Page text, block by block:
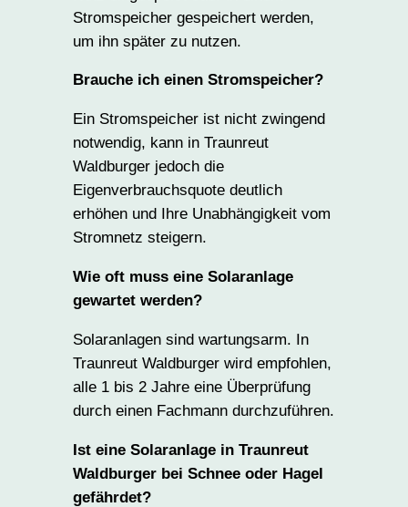
Stromspeicher gespeichert werden,
um ihn später zu nutzen.
Brauche ich einen Stromspeicher?
Ein Stromspeicher ist nicht zwingend
notwendig, kann in Traunreut
Waldburger jedoch die
Eigenverbrauchsquote deutlich
erhöhen und Ihre Unabhängigkeit vom
Stromnetz steigern.
Wie oft muss eine Solaranlage
gewartet werden?
Solaranlagen sind wartungsarm. In
Traunreut Waldburger wird empfohlen,
alle 1 bis 2 Jahre eine Überprüfung
durch einen Fachmann durchzuführen.
Ist eine Solaranlage in Traunreut
Waldburger bei Schnee oder Hagel
gefährdet?